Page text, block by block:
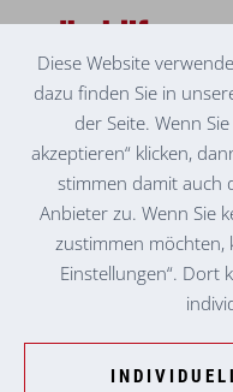
BETREUTES WOHNEN
Wohnalternative
Betreutes Wohnen, auf
Landesregierung,
Mietwohnung und ein
Diese Website
dazu finden Sie in
der Seite. Wenn
akzeptieren“ klicken,
stimmen damit auch
Anbieter zu. Wenn Sie
zustimmen möchten,
Einstellungen“. Dort